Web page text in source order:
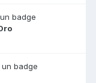
badge
badge